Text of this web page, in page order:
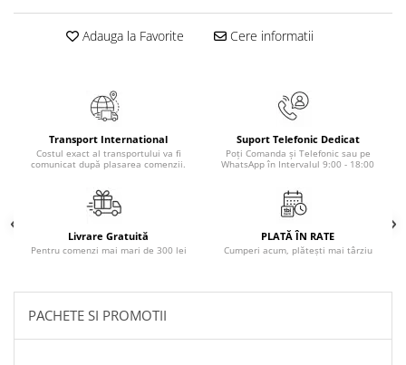
Carti pentru copii
Literatura Universala
SF & Fantasy
Carte Prescolara, Joc
Carti cartonate
Descopera lumea
Descopera si invata
Primele notiuni
Adauga la Favorite Cere informatii
Transport International
Costul exact al transportului va fi
comunicat după plasarea comenzii.
Suport Telefonic Dedicat
Poți Comanda și Telefonic sau pe
WhatsApp în Intervalul 9:00 - 18:00
Livrare Gratuită
Pentru comenzi mai mari de 300 lei
PLATĂ ÎN RATE
Cumperi acum, plătești mai târziu
PACHETE SI PROMOTII